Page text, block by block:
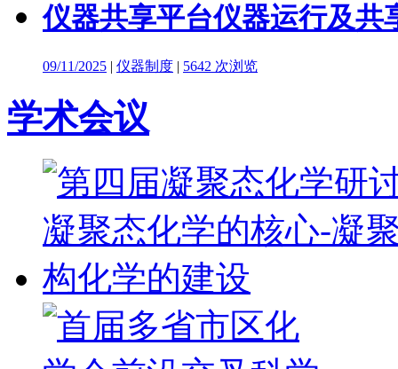
仪器共享平台仪器运行及共
09/11/2025 | 仪器制度 | 5642 次浏览
学术会议